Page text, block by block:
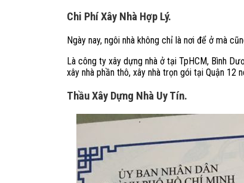
Chi Phí Xây Nhà Hợp Lý.
Ngày nay, ngôi nhà không chỉ là nơi để ở mà
Là công ty xây dựng nhà ở tại TpHCM, Bình
xây nhà phần thô, xây nhà trọn gói tại Quận 12
Thầu Xây Dựng Nhà Uy Tín.